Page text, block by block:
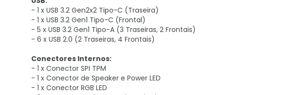
- 1 x USB 3.2 Gen2x2 Tipo-C (Traseira)
- 1 x USB 3.2 Gen1 Tipo-C (Frontal)
- 5 x USB 3.2 Gen1 Tipo-A (3 Traseiras, 2 Frontais)
- 6 x USB 2.0 (2 Traseiras, 4 Frontais)
Conectores Internos:
- 1 x Conector SPI TPM
- 1 x Conector de Speaker e Power LED
- 1 x Conector RGB LED